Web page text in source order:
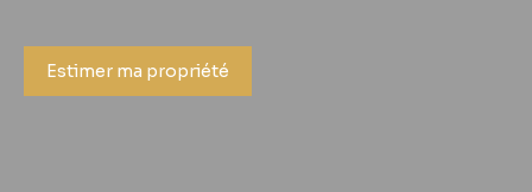
Estimer ma propriété